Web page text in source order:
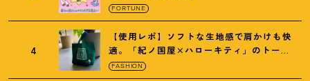
FORTUNE
4
【使用レポ】ソフトな生地感で肩かけも快
適。「紀ノ国屋×ハローキティ」のトート
がガシガシ使えて最高です
FASHION